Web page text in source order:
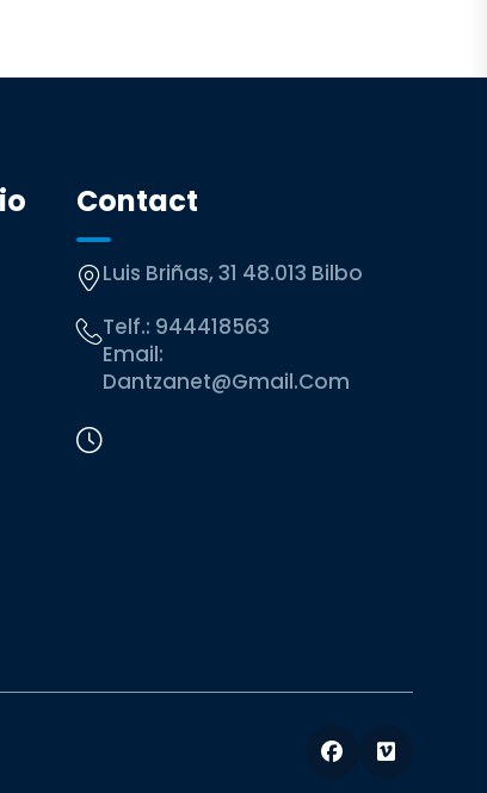
Contact
Luis Briñas, 31 48.013 Bilbo
Telf.: 944418563
Email:
Dantzanet@gmail.com
Facebook
Vimeo